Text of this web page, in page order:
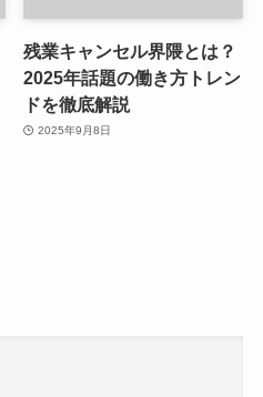
残業キャンセル界隈とは？
2025年話題の働き方トレン
ドを徹底解説
2025年9月8日